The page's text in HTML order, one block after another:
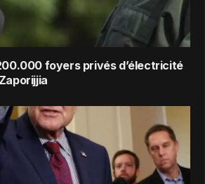
foyers privés d’électricité